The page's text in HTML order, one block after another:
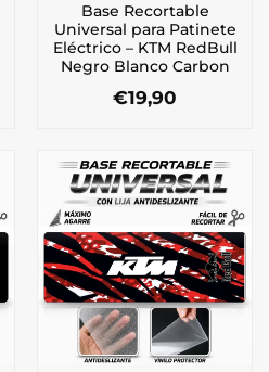
Base Recortable
Universal para Patinete
Eléctrico – KTM RedBull
Negro Blanco Carbon
€19,90